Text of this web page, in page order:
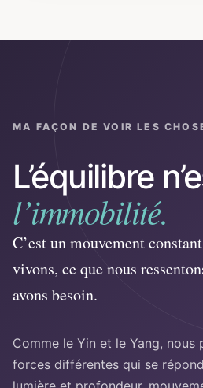
MA FAÇON DE VOIR LES
L’équilibre
l’immobilité.
C’est un mouvement
vivons, ce que nous
avons besoin.
Comme le Yin et le Yang, nous
forces différentes qui se